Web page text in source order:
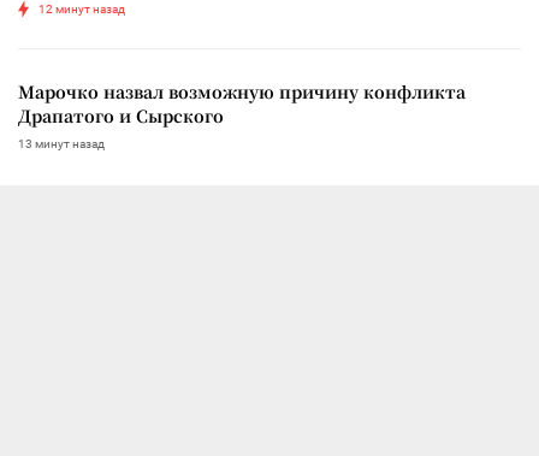
12 минут назад
Марочко назвал возможную причину конфликта
Драпатого и Сырского
13 минут назад